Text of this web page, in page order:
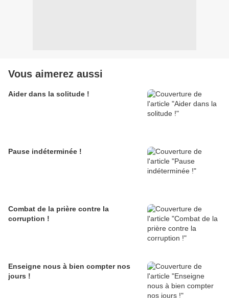
Vous aimerez aussi
Aider dans la solitude !
Pause indéterminée !
Combat de la prière contre la
corruption !
Enseigne nous à bien compter nos
jours !